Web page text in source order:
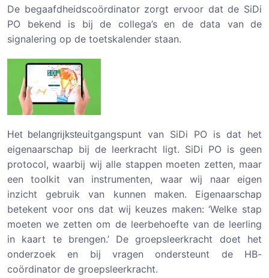
De begaafdheidscoördinator zorgt ervoor dat de SiDi
PO bekend is bij de collega’s en de data van de
signalering op de toetskalender staan.
Het belangrijksteuitgangspunt van SiDi PO is dat het
eigenaarschap bij de leerkracht ligt. SiDi PO is geen
protocol, waarbij wij alle stappen moeten zetten, maar
een toolkit van instrumenten, waar wij naar eigen
inzicht gebruik van kunnen maken. Eigenaarschap
betekent voor ons dat wij keuzes maken: ‘Welke stap
moeten we zetten om de leerbehoefte van de leerling
in kaart te brengen.’ De groepsleerkracht doet het
onderzoek en bij vragen ondersteunt de HB-
coördinator de groepsleerkracht.